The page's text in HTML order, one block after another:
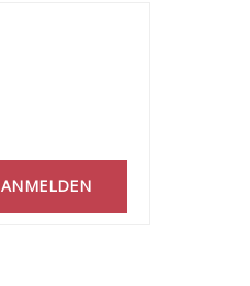
ANMELDEN